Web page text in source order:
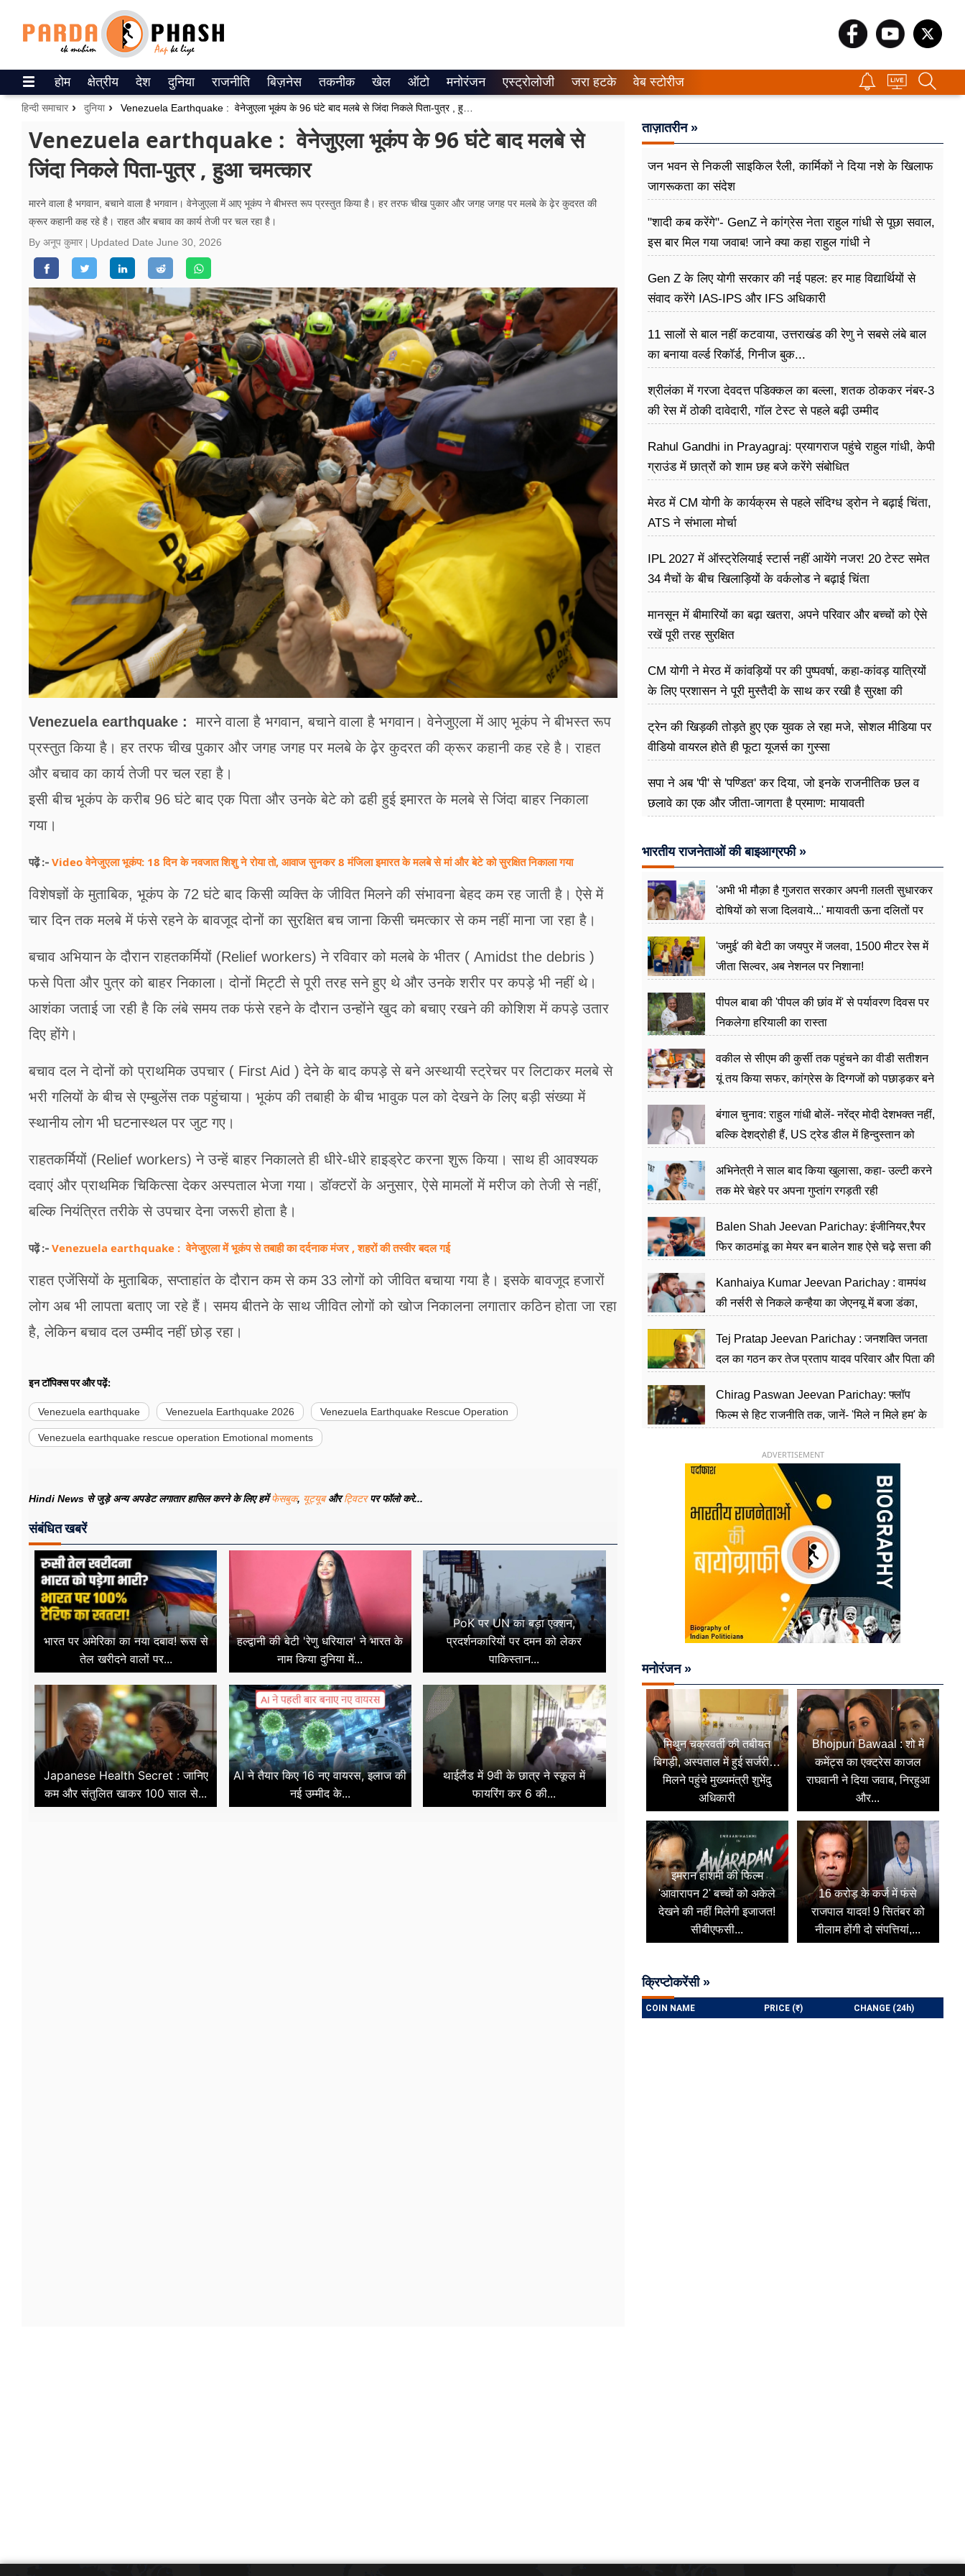
ePaper
वेब स्टोरीज
उत्तर प्रदेश
वीडियो
रिलेशनशिप
जीवन मंत्रा
सेहत
ब्‍यूटी
जॉब्स
शिक्षा
अन्य खबरें
होम क्षेत्रीय देश दुनिया राजनीति बिज़नेस तकनीक खेल ऑटो मनोरंजन एस्ट्रोलोजी जरा हटके वेब स्टोरीज
हिन्दी समाचार दुनिया
Venezuela earthquake : वेनेजुएला भूकंप के 96 घंटे बाद मलबे से
जिंदा निकले पिता-पुत्र , हुआ चमत्कार
मारने वाला है भगवान, बचाने वाला है भगवान। वेनेजुएला में आए भूकंप ने बीभस्त रूप प्रस्तुत किया है। हर तरफ चीख पुकार और जगह जगह पर मलबे के ढ़ेर कुदरत की
क्रूर कहानी कह रहे है। राहत और बचाव का कार्य तेजी पर चल रहा है।
By अनूप कुमार
Updated Date June 30, 2026
Venezuela earthquake : मारने वाला है भगवान, बचाने वाला है भगवान। वेनेजुएला में आए भूकंप ने बीभस्त रूप
प्रस्तुत किया है। हर तरफ चीख पुकार और जगह जगह पर मलबे के ढ़ेर कुदरत की क्रूर कहानी कह रहे है। राहत
और बचाव का कार्य तेजी पर चल रहा है।
इसी बीच भूकंप के करीब 96 घंटे बाद एक पिता और उनके बेटे को ढही हुई इमारत के मलबे से जिंदा बाहर निकाला
गया।
पढ़ें :- Video वेनेजुएला भूकंप: 18 दिन के नवजात शिशु ने रोया तो, आवाज सुनकर 8 मंजिला इमारत के मलबे से मां और बेटे को सुरक्षित निकाला गया
विशेषज्ञों के मुताबिक, भूकंप के 72 घंटे बाद किसी व्यक्ति के जीवित मिलने की संभावना बेहद कम रह जाती है। ऐसे में
चार दिन तक मलबे में फंसे रहने के बावजूद दोनों का सुरक्षित बच जाना किसी चमत्कार से कम नहीं माना जा रहा है।
बचाव अभियान के दौरान राहतकर्मियों (Relief workers) ने रविवार को मलबे के भीतर ( Amidst the debris )
फसे पिता और पुत्र को बाहर निकाला। दोनों मिट्टी से पूरी तरह सने हुए थे और उनके शरीर पर कपड़े भी नहीं थे।
आशंका जताई जा रही है कि लंबे समय तक फंसे रहने के दौरान उन्होंने खुद को बचाए रखने की कोशिश में कपड़े उतार
दिए होंगे।
बचाव दल ने दोनों को प्राथमिक उपचार ( First Aid ) देने के बाद कपड़े से बने अस्थायी स्ट्रेचर पर लिटाकर मलबे से
भरी गलियों के बीच से एम्बुलेंस तक पहुंचाया। भूकंप की तबाही के बीच भावुक पल को देखने के लिए बड़ी संख्या में
स्थानीय लोग भी घटनास्थल पर जुट गए।
राहतकर्मियों (Relief workers) ने उन्हें बाहर निकालते ही धीरे-धीरे हाइड्रेट करना शुरू किया। साथ ही आवश्यक
दवाएं और प्राथमिक चिकित्सा देकर अस्पताल भेजा गया। डॉक्टरों के अनुसार, ऐसे मामलों में मरीज को तेजी से नहीं,
बल्कि नियंत्रित तरीके से उपचार देना जरूरी होता है।
पढ़ें :- Venezuela earthquake : वेनेजुएला में भूकंप से तबाही का दर्दनाक मंजर , शहरों की तस्वीर बदल गई
राहत एजेंसियों के मुताबिक, सप्ताहांत के दौरान कम से कम 33 लोगों को जीवित बचाया गया है। इसके बावजूद हजारों
लोग अब भी लापता बताए जा रहे हैं। समय बीतने के साथ जीवित लोगों को खोज निकालना लगातार कठिन होता जा रहा
है, लेकिन बचाव दल उम्मीद नहीं छोड़ रहा।
इन टॉपिक्स पर और पढ़ें:
Venezuela earthquake Venezuela Earthquake 2026 Venezuela Earthquake Rescue Operation
Venezuela earthquake rescue operation Emotional moments
Hindi News से जुड़े अन्य अपडेट लगातार हासिल करने के लिए हमेंफेसबुक, यूट्यूबऔरट्विटरपर फॉलो करे...
संबंधित खबरें
भारत पर अमेरिका का नया दबाव! रूस से
तेल खरीदने वालों पर...
हल्द्वानी की बेटी 'रेणु धरियाल' ने भारत के
नाम किया दुनिया में...
PoK पर UN का बड़ा एक्शन,
प्रदर्शनकारियों पर दमन को लेकर
पाकिस्तान...
Japanese Health Secret : जानिए
कम और संतुलित खाकर 100 साल से...
AI ने तैयार किए 16 नए वायरस, इलाज की
नई उम्मीद के...
थाईलैंड में 9वी के छात्र ने स्कूल में
फायरिंग कर 6 की...
ताज़ातरीन »
जन भवन से निकली साइकिल रैली, कार्मिकों ने दिया नशे के खिलाफ
जागरूकता का संदेश
"शादी कब करेंगे"- GenZ ने कांग्रेस नेता राहुल गांधी से पूछा सवाल,
इस बार मिल गया जवाब! जाने क्या कहा राहुल गांधी ने
Gen Z के लिए योगी सरकार की नई पहल: हर माह विद्यार्थियों से
संवाद करेंगे IAS-IPS और IFS अधिकारी
11 सालों से बाल नहीं कटवाया, उत्तराखंड की रेणु ने सबसे लंबे बाल
का बनाया वर्ल्ड रिकॉर्ड, गिनीज बुक...
श्रीलंका में गरजा देवदत्त पडिक्कल का बल्ला, शतक ठोककर नंबर-3
की रेस में ठोकी दावेदारी, गॉल टेस्ट से पहले बढ़ी उम्मीद
Rahul Gandhi in Prayagraj: प्रयागराज पहुंचे राहुल गांधी, केपी
ग्राउंड में छात्रों को शाम छह बजे करेंगे संबोधित
मेरठ में CM योगी के कार्यक्रम से पहले संदिग्ध ड्रोन ने बढ़ाई चिंता,
ATS ने संभाला मोर्चा
IPL 2027 में ऑस्ट्रेलियाई स्टार्स नहीं आयेंगे नजर! 20 टेस्ट समेत
34 मैचों के बीच खिलाड़ियों के वर्कलोड ने बढ़ाई चिंता
मानसून में बीमारियों का बढ़ा खतरा, अपने परिवार और बच्चों को ऐसे
रखें पूरी तरह सुरक्षित
CM योगी ने मेरठ में कांवड़ियों पर की पुष्पवर्षा, कहा-कांवड़ यात्रियों
के लिए प्रशासन ने पूरी मुस्तैदी के साथ कर रखी है सुरक्षा की
ट्रेन की खिड़की तोड़ते हुए एक युवक ले रहा मजे, सोशल मीडिया पर
वीडियो वायरल होते ही फूटा यूजर्स का गुस्सा
सपा ने अब 'पी' से 'पण्डित' कर दिया, जो इनके राजनीतिक छल व
छलावे का एक और जीता-जागता है प्रमाण: मायावती
भारतीय राजनेताओं की बाइआग्रफी »
'अभी भी मौक़ा है गुजरात सरकार अपनी ग़लती सुधारकर
दोषियों को सजा दिलवाये...' मायावती ऊना दलितों पर
'जमुई' की बेटी का जयपुर में जलवा, 1500 मीटर रेस में
जीता सिल्वर, अब नेशनल पर निशाना!
पीपल बाबा की 'पीपल की छांव में' से पर्यावरण दिवस पर
निकलेगा हरियाली का रास्ता
वकील से सीएम की कुर्सी तक पहुंचने का वीडी सतीशन
यूं तय किया सफर, कांग्रेस के दिग्गजों को पछाड़कर बने
बंगाल चुनाव: राहुल गांधी बोलें- नरेंद्र मोदी देशभक्त नहीं,
बल्कि देशद्रोही हैं, US ट्रेड डील में हिन्दुस्तान को
अभिनेत्री ने साल बाद किया खुलासा, कहा- उल्टी करने
तक मेरे चेहरे पर अपना गुप्तांग रगड़ती रही
Balen Shah Jeevan Parichay: इंजीनियर,रैपर
फिर काठमांडू का मेयर बन बालेन शाह ऐसे चढ़े सत्ता की
Kanhaiya Kumar Jeevan Parichay : वामपंथ
की नर्सरी से निकले कन्हैया का जेएनयू में बजा डंका,
Tej Pratap Jeevan Parichay : जनशक्ति जनता
दल का गठन कर तेज प्रताप यादव परिवार और पिता की
Chirag Paswan Jeevan Parichay: फ्लॉप
फिल्म से हिट राजनीति तक, जानें- 'मिले न मिले हम' के
ADVERTISEMENT
मनोरंजन »
मिथुन चक्रवर्ती की तबीयत
बिगड़ी, अस्पताल में हुई सर्जरी…
मिलने पहुंचे मुख्यमंत्री शुभेंदु
अधिकारी
Bhojpuri Bawaal : शो में
कमेंट्स का एक्ट्रेस काजल
राघवानी ने दिया जवाब, निरहुआ
और...
इमरान हाशमी की फिल्म
'आवारापन 2' बच्चों को अकेले
देखने की नहीं मिलेगी इजाजत!
सीबीएफसी...
16 करोड़ के कर्ज में फंसे
राजपाल यादव! 9 सितंबर को
नीलाम होंगी दो संपत्तियां,...
क्रिप्टोकरेंसी »